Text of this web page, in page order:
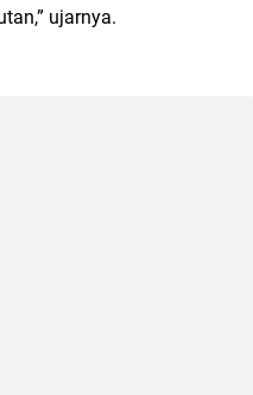
ujarnya.